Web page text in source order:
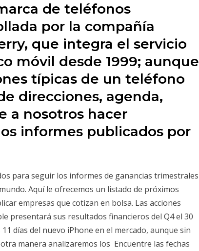
de teléfonos
por la compañía
que integra el servicio
móvil desde 1999; aunque
típicas de un teléfono
direcciones, agenda,
a nosotros hacer
informes publicados por
para seguir los informes de ganancias trimestrales
Aquí le ofrecemos un listado de próximos
empresas que cotizan en bolsa. Las acciones
presentará sus resultados financieros del Q4 el 30
días del nuevo iPhone en el mercado, aunque sin
manera analizaremos los Encuentre las fechas